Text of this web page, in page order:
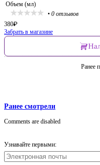
Объем (мл)
• 0 отзывов
380₽
Забрать в магазине
Ранее
Ранее смотрели
Comments are disabled
Узнавайте первыми: